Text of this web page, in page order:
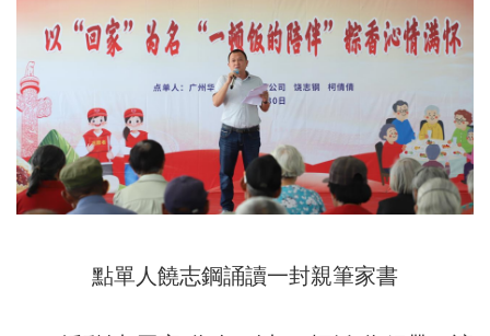
點單人饒志鋼誦讀一封親筆家書